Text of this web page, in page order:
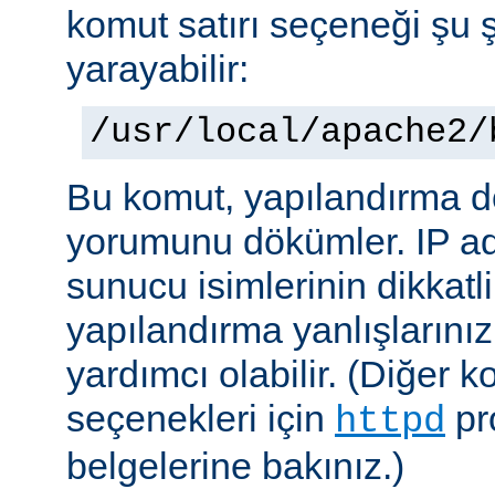
komut satırı seçeneği
yarayabilir:
/usr/local/
Bu komut, yapılandırma
yorumunu dökümler. IP
sunucu isimlerinin
yapılandırma
yardımcı olabilir. (Diğer
seçenekleri için httpd
belgelerine bakınız.)